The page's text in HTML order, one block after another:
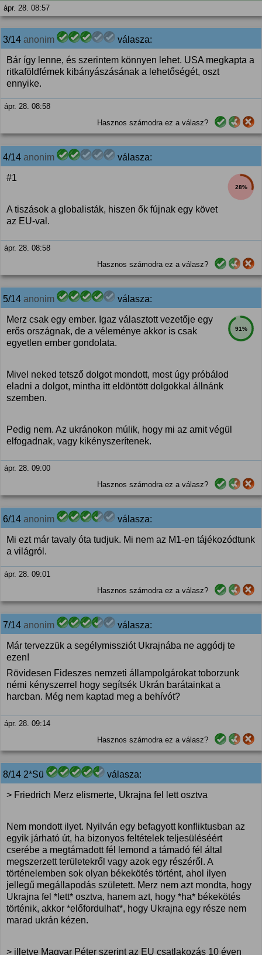
ápr. 28. 08:57
3/14 anonim válasza:
Bár így lenne, és szerintem könnyen lehet. USA megkapta a
ritkaföldfémek kibányászásának a lehetőségét, oszt
ennyike.
ápr. 28. 08:58
Hasznos számodra ez a válasz?
4/14 anonim válasza:
28%
#1
A tiszások a globalisták, hiszen ők fújnak egy követ
az EU-val.
ápr. 28. 08:58
Hasznos számodra ez a válasz?
5/14 anonim válasza:
91%
Merz csak egy ember. Igaz választott vezetője egy
erős országnak, de a véleménye akkor is csak
egyetlen ember gondolata.
Mivel neked tetsző dolgot mondott, most úgy próbálod
eladni a dolgot, mintha itt eldöntött dolgokkal állnánk
szemben.
Pedig nem. Az ukránokon múlik, hogy mi az amit végül
elfogadnak, vagy kikényszerítenek.
ápr. 28. 09:00
Hasznos számodra ez a válasz?
6/14 anonim válasza:
Mi ezt már tavaly óta tudjuk. Mi nem az M1-en tájékozódtunk
a világról.
ápr. 28. 09:01
Hasznos számodra ez a válasz?
7/14 anonim válasza:
Már tervezzük a segélymissziót Ukrajnába ne aggódj te
ezen!
Rövidesen Fideszes nemzeti állampolgárokat toborzunk
némi kényszerrel hogy segítsék Ukrán barátainkat a
harcban. Még nem kaptad meg a behívót?
ápr. 28. 09:14
Hasznos számodra ez a válasz?
8/14 2*Sü válasza:
> Friedrich Merz elismerte, Ukrajna fel lett osztva
Nem mondott ilyet. Nyilván egy befagyott konfliktusban az
egyik járható út, ha bizonyos feltételek teljesüléséért
cserébe a megtámadott fél lemond a támadó fél által
megszerzett területekről vagy azok egy részéről. A
történelemben sok olyan békekötés történt, ahol ilyen
jellegű megállapodás született. Merz nem azt mondta, hogy
Ukrajna fel *lett* osztva, hanem azt, hogy *ha* békekötés
történik, akkor *előfordulhat*, hogy Ukrajna egy része nem
marad ukrán kézen.
> illetve Magyar Péter szerint az EU csatlakozás 10 éven